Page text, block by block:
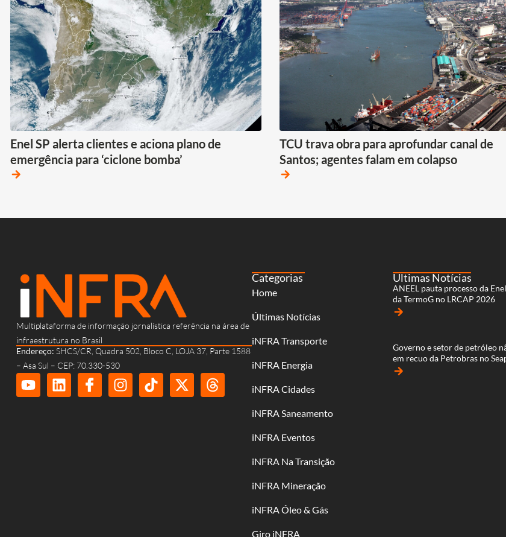
Enel SP alerta clientes e aciona plano de
emergência para ‘ciclone bomba’
arrow_forward
TCU trava obra para aprofundar canal de
Santos; agentes falam em colapso
arrow_forward
Multiplataforma de informação jornalística referência na área de
infraestrutura no Brasil
Endereço: SHCS/CR, Quadra 502, Bloco C, LOJA 37, Parte 1588
– Asa Sul – CEP: 70.330-530
Categorias
Home
Últimas Notícias
iNFRA Transporte
iNFRA Energia
iNFRA Cidades
iNFRA Saneamento
iNFRA Eventos
iNFRA Na Transição
iNFRA Mineração
iNFRA Óleo & Gás
Giro iNFRA
Últimas Notícias
ANEEL pauta processo da
da TermoG no LRCAP 2026
arrow_forward
Governo e setor de petróleo
em recuo da Petrobras no
arrow_forward